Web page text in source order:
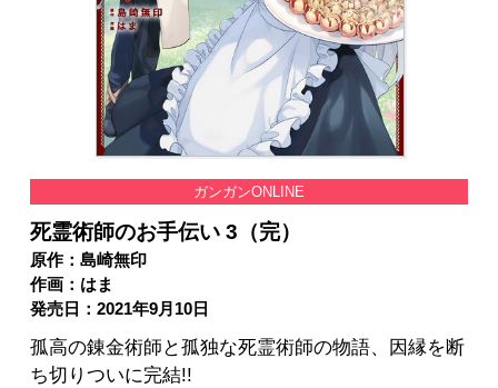
ガンガンONLINE
死霊術師のお手伝い 3（完）
原作：島崎無印
作画：はま
発売日：2021年9月10日
孤高の錬金術師と孤独な死霊術師の物語、因縁を断
ち切りついに完結!!